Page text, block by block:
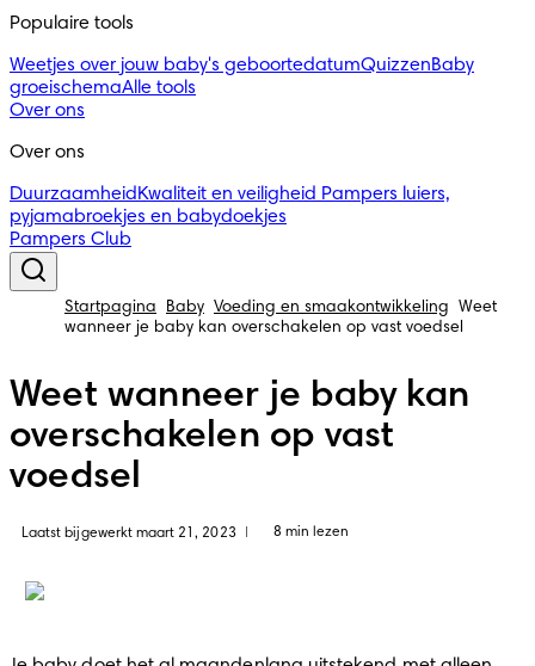
Populaire tools
Weetjes over jouw baby's geboortedatumQuizzenBaby
groeischemaAlle tools
Over ons
Over ons
Duurzaamheid Kwaliteit en veiligheid Pampers luiers,
pyjamabroekjes en babydoekjes
Pampers Club
Startpagina Baby Voeding en smaakontwikkeling
Weet
wanneer je baby kan overschakelen op vast voedsel
Weet wanneer je baby kan
overschakelen op vast
voedsel
Laatst bijgewerkt maart 21, 2023 8 min lezen